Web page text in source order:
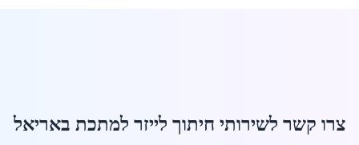
צרו קשר לשירותי חיתוך לייזר למתכת באריאל